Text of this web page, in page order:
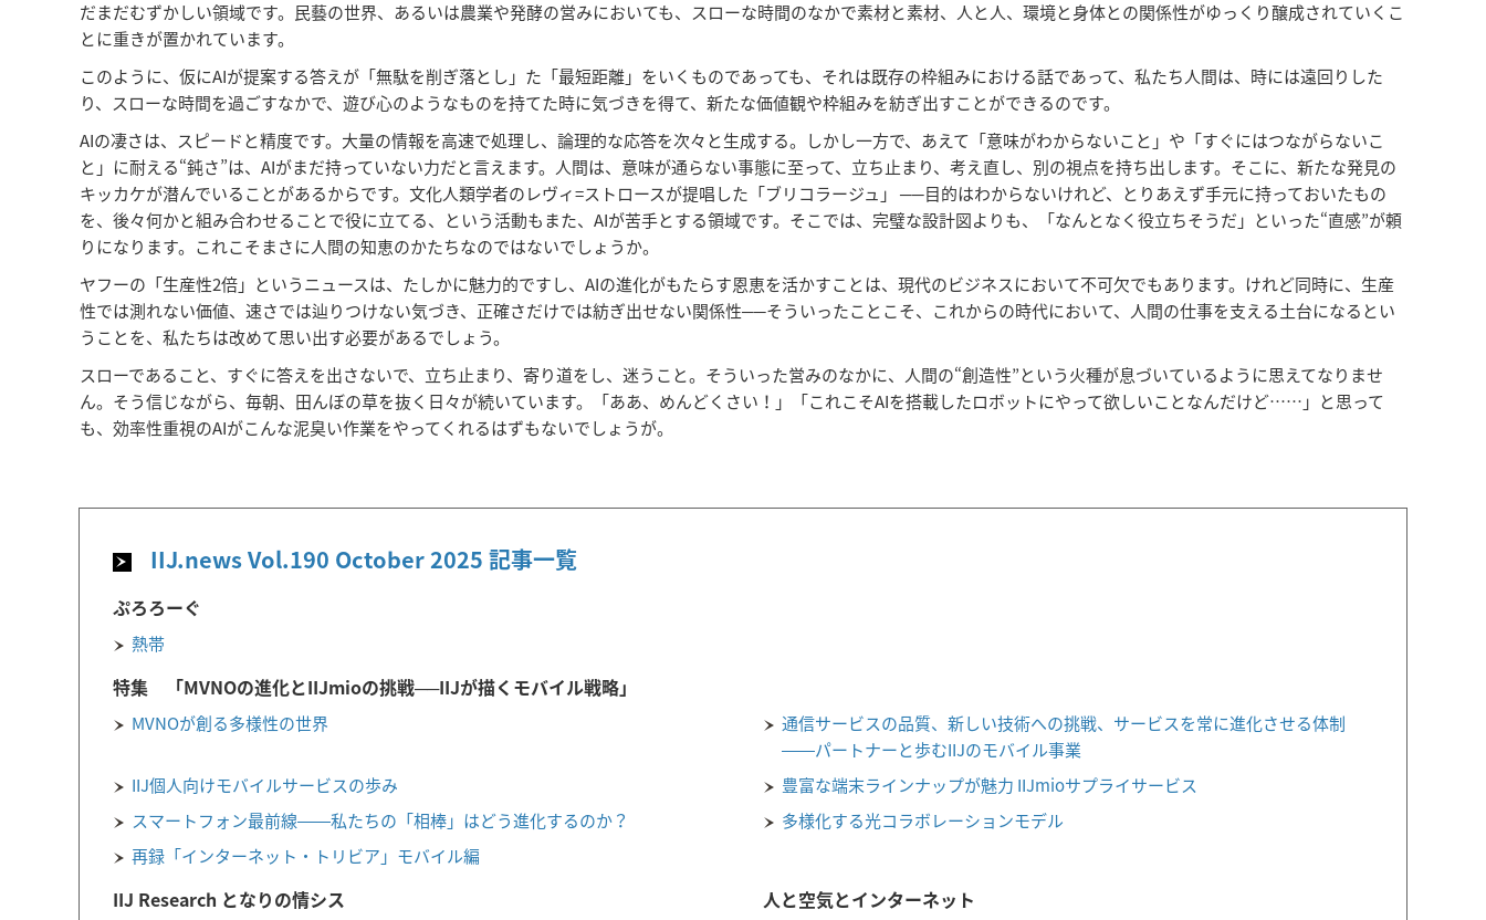
だまだむずかしい領域です。民藝の世界、あるいは農業や発酵の営みにおいても、スローな時間のなかで素材と素材、人と人、環境と身体との関係性がゆっくり醸成されていくこ
とに重きが置かれています。
このように、仮にAIが提案する答えが「無駄を削ぎ落とし」た「最短距離」をいくものであっても、それは既存の枠組みにおける話であって、私たち人間は、時には遠回りした
り、スローな時間を過ごすなかで、遊び心のようなものを持てた時に気づきを得て、新たな価値観や枠組みを紡ぎ出すことができるのです。
AIの凄さは、スピードと精度です。大量の情報を高速で処理し、論理的な応答を次々と生成する。しかし一方で、あえて「意味がわからないこと」や「すぐにはつながらないこ
と」に耐える“鈍さ”は、AIがまだ持っていない力だと言えます。人間は、意味が通らない事態に至って、立ち止まり、考え直し、別の視点を持ち出します。そこに、新たな発見の
キッカケが潜んでいることがあるからです。文化人類学者のレヴィ=ストロースが提唱した「ブリコラージュ」 ──目的はわからないけれど、とりあえず手元に持っておいたもの
を、後々何かと組み合わせることで役に立てる、という活動もまた、AIが苦手とする領域です。そこでは、完璧な設計図よりも、「なんとなく役立ちそうだ」といった“直感”が頼
りになります。これこそまさに人間の知恵のかたちなのではないでしょうか。
ヤフーの「生産性2倍」というニュースは、たしかに魅力的ですし、AIの進化がもたらす恩恵を活かすことは、現代のビジネスにおいて不可欠でもあります。けれど同時に、生産
性では測れない価値、速さでは辿りつけない気づき、正確さだけでは紡ぎ出せない関係性──そういったことこそ、これからの時代において、人間の仕事を支える土台になるとい
うことを、私たちは改めて思い出す必要があるでしょう。
スローであること、すぐに答えを出さないで、立ち止まり、寄り道をし、迷うこと。そういった営みのなかに、人間の“創造性”という火種が息づいているように思えてなりませ
ん。そう信じながら、毎朝、田んぼの草を抜く日々が続いています。「ああ、めんどくさい！」「これこそAIを搭載したロボットにやって欲しいことなんだけど……」と思って
も、効率性重視のAIがこんな泥臭い作業をやってくれるはずもないでしょうが。
IIJ.news Vol.190 October 2025 記事一覧
ぷろろーぐ
熱帯
特集 「MVNOの進化とIIJmioの挑戦──IIJが描くモバイル戦略」
MVNOが創る多様性の世界
通信サービスの品質、新しい技術への挑戦、サービスを常に進化させる体制
――パートナーと歩むIIJのモバイル事業
IIJ個人向けモバイルサービスの歩み
豊富な端末ラインナップが魅力 IIJmioサプライサービス
スマートフォン最前線――私たちの「相棒」はどう進化するのか？
多様化する光コラボレーションモデル
再録「インターネット・トリビア」モバイル編
IIJ Research となりの情シス 人と空気とインターネット